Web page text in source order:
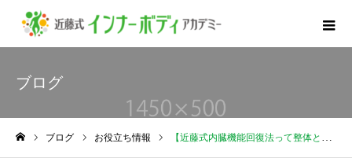
ブログ
ブログ お役立ち情報 【近藤式内臓機能回復法って整体と何が違うの？】